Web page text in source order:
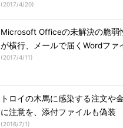
(2017/4/20)
Microsoft Officeの未解決の脆弱
が横行、メールで届くWordファ
(2017/4/11)
トロイの木馬に感染する注文や
に注意を、添付ファイルも偽装
(2016/7/1)